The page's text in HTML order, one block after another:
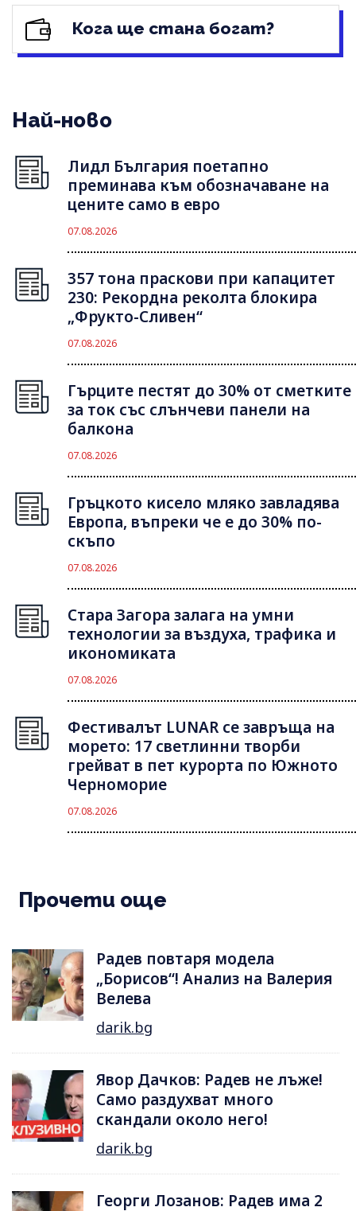
Кога ще стана богат?
Най-ново
Лидл България поетапно
преминава към обозначаване на
цените само в евро
07.08.2026
357 тона праскови при капацитет
230: Рекордна реколта блокира
„Фрукто-Сливен“
07.08.2026
Гърците пестят до 30% от сметките
за ток със слънчеви панели на
балкона
07.08.2026
Гръцкото кисело мляко завладява
Европа, въпреки че е до 30% по-
скъпо
07.08.2026
Стара Загора залага на умни
технологии за въздуха, трафика и
икономиката
07.08.2026
Фестивалът LUNAR се завръща на
морето: 17 светлинни творби
грейват в пет курорта по Южното
Черноморие
07.08.2026
Прочети още
Радев повтаря модела
„Борисов“! Анализ на Валерия
Велева
darik.bg
Явор Дачков: Радев не лъже!
Само раздухват много
скандали около него!
darik.bg
Георги Лозанов: Радев има 2